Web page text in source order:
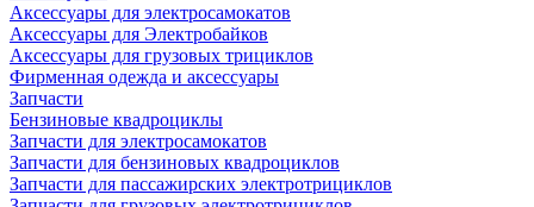
Аксессуары для электросамокатов
Аксессуары для Электробайков
Аксессуары для грузовых трициклов
Фирменная одежда и аксессуары
Запчасти
Бензиновые квадроциклы
Запчасти для электросамокатов
Запчасти для бензиновых квадроциклов
Запчасти для пассажирских электротрициклов